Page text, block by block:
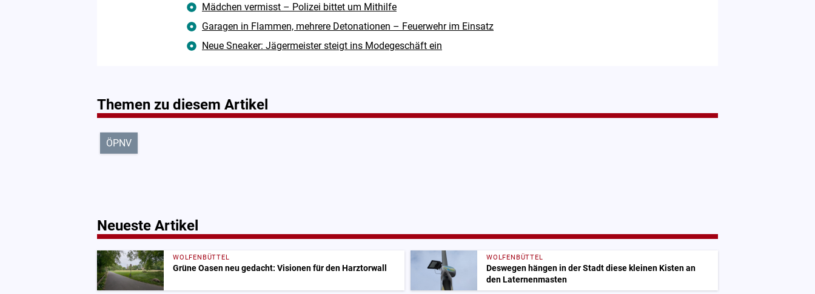
Mädchen vermisst – Polizei bittet um Mithilfe
Garagen in Flammen, mehrere Detonationen – Feuerwehr im Einsatz
Neue Sneaker: Jägermeister steigt ins Modegeschäft ein
Themen zu diesem Artikel
ÖPNV
Neueste Artikel
WOLFENBÜTTEL
Grüne Oasen neu gedacht: Visionen für den Harztorwall
WOLFENBÜTTEL
Deswegen hängen in der Stadt diese kleinen Kisten an
den Laternenmasten